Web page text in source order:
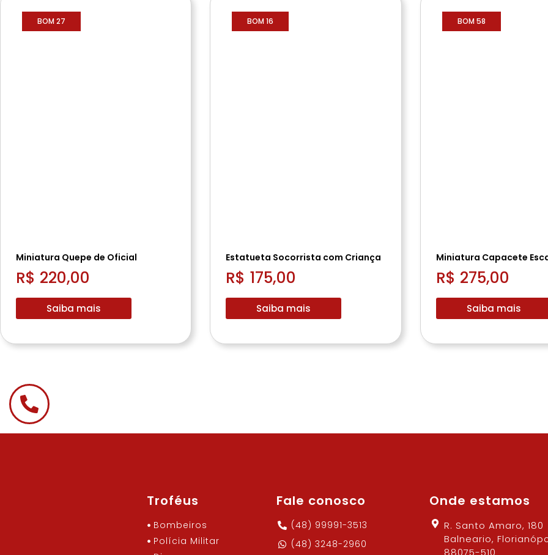
BOM 27
Miniatura Quepe de Oficial
R$ 220,00
Saiba mais
BOM 16
Estatueta Socorrista com Criança
R$ 175,00
Saiba mais
BOM 58
Miniatura Capacete
R$ 275,00
Saiba mais
Troféus
Bombeiros
Polícia Militar
Fale conosco
(48) 99991-3513
(48) 3248-2960
Onde estamos
R. Santo Amaro, 180
Balneario,
88075-510